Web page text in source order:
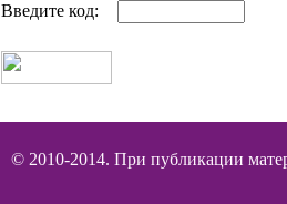
Введите код:
© 2010-2014. При публикации